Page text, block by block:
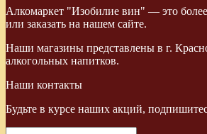
Алкомаркет "Изобилие вин" — это
или заказать на нашем сайте.
Наши магазины представлены в г.
алкогольных напитков.
Наши контакты
Будьте в курсе наших акций,